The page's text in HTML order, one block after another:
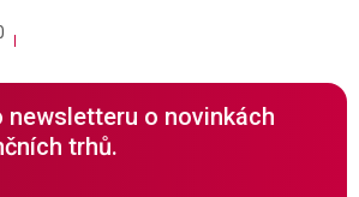
newsletteru o novinkách
trhů.